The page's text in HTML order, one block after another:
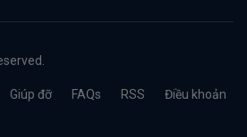
Giúp đỡ FAQs RSS Điều khoản